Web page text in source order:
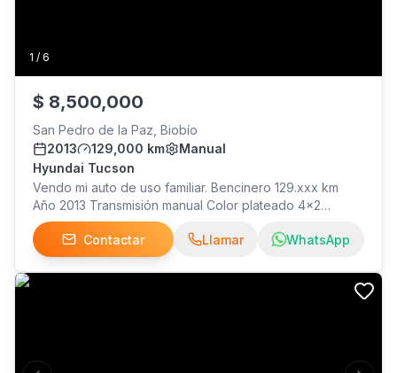
1 / 6
$ 8,500,000
San Pedro de la Paz, Biobío
2013
129,000 km
Manual
Hyundai Tucson
Vendo mi auto de uso familiar. Bencinero 129.xxx km
Año 2013 Transmisión manual Color plateado 4x2
Papeles al día Interesados llamar
Contactar
Llamar WhatsApp